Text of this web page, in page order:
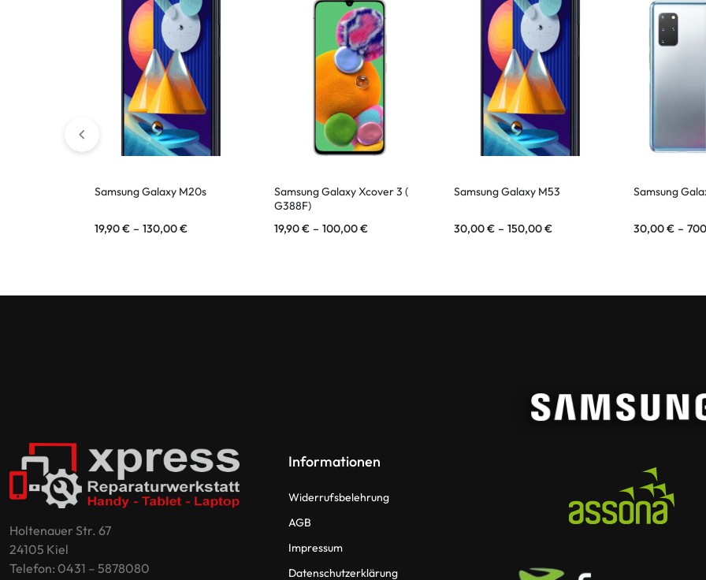
Samsung Galaxy M20s
19,90€ – 130,00€
Samsung Galaxy Xcover 3 (
G388F)
19,90€ – 100,00€
Samsung Galaxy M53
30,00€ – 150,00€
Samsung
30,00€ –
Holtenauer Str. 67
24105 Kiel
Telefon: 0431 – 5878080
Informationen
Widerrufsbelehrung
AGB
Impressum
Datenschutzerklärung